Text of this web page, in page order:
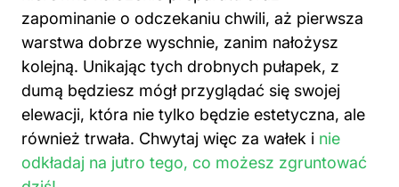
zapominanie o odczekaniu chwili, aż pierwsza
warstwa dobrze wyschnie, zanim nałożysz
kolejną. Unikając tych drobnych pułapek, z
dumą będziesz mógł przyglądać się swojej
elewacji, która nie tylko będzie estetyczna, ale
również trwała. Chwytaj więc za wałek i nie
odkładaj na jutro tego, co możesz zgruntować